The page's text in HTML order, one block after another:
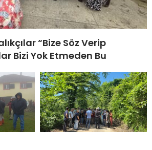
“Bize Söz Verip
Bizi Yok Etmeden Bu